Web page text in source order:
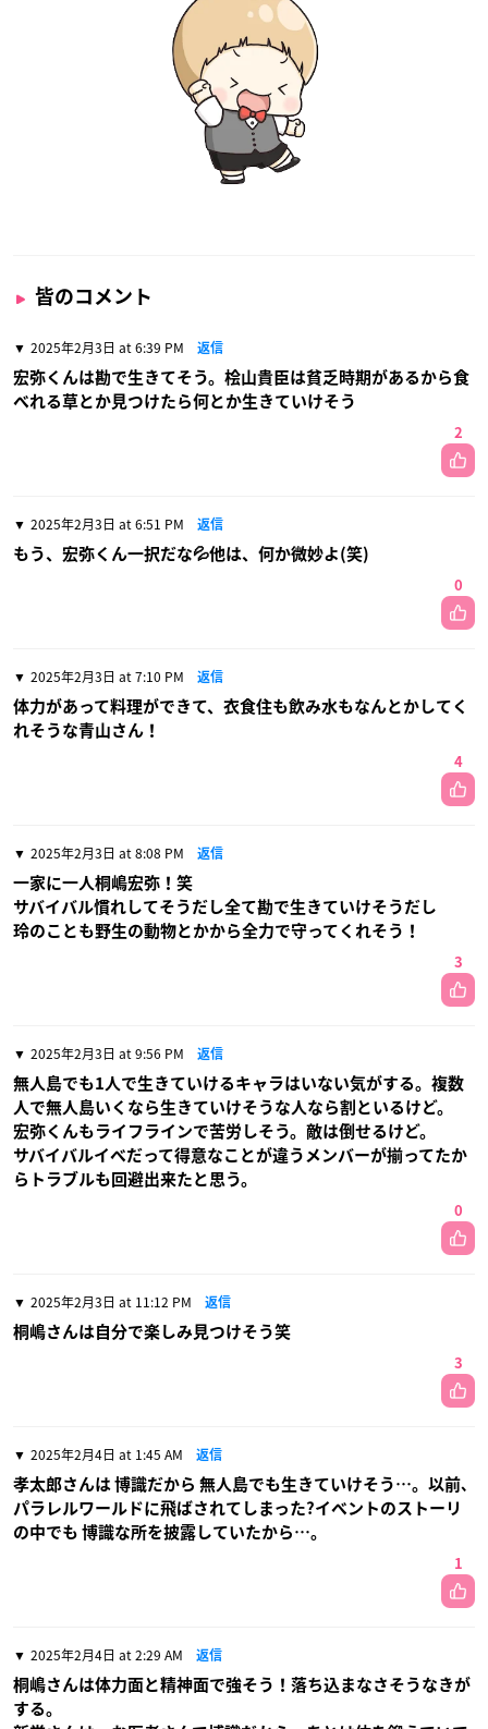
皆のコメント
2025年2月3日 at 6:39 PM 返信
宏弥くんは勘で生きてそう。桧山貴臣は貧乏時期があるから食
べれる草とか見つけたら何とか生きていけそう
2
2025年2月3日 at 6:51 PM 返信
もう、宏弥くん一択だな💦他は、何か微妙よ(笑)
0
2025年2月3日 at 7:10 PM 返信
体力があって料理ができて、衣食住も飲み水もなんとかしてく
れそうな青山さん！
4
2025年2月3日 at 8:08 PM 返信
一家に一人桐嶋宏弥！笑
サバイバル慣れしてそうだし全て勘で生きていけそうだし
玲のことも野生の動物とかから全力で守ってくれそう！
3
2025年2月3日 at 9:56 PM 返信
無人島でも1人で生きていけるキャラはいない気がする。複数
人で無人島いくなら生きていけそうな人なら割といるけど。
宏弥くんもライフラインで苦労しそう。敵は倒せるけど。
サバイバルイベだって得意なことが違うメンバーが揃ってたか
らトラブルも回避出来たと思う。
0
2025年2月3日 at 11:12 PM 返信
桐嶋さんは自分で楽しみ見つけそう笑
3
2025年2月4日 at 1:45 AM 返信
孝太郎さんは 博識だから 無人島でも生きていけそう…。以前､
パラレルワールドに飛ばされてしまった?イベントのストーリ
の中でも 博識な所を披露していたから…。
1
2025年2月4日 at 2:29 AM 返信
桐嶋さんは体力面と精神面で強そう！落ち込まなさそうなきが
する。